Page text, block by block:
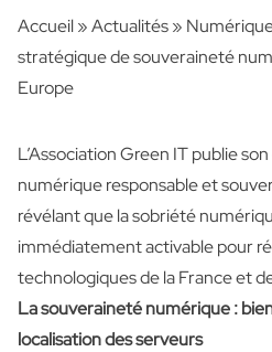
Accueil»Actualités»
stratégique de souveraineté
Europe
L’Association Green IT publie
numérique responsable et
révélant que la sobriété
immédiatement activable pour
technologiques de la France et
La souveraineté numérique :
localisation des serveurs